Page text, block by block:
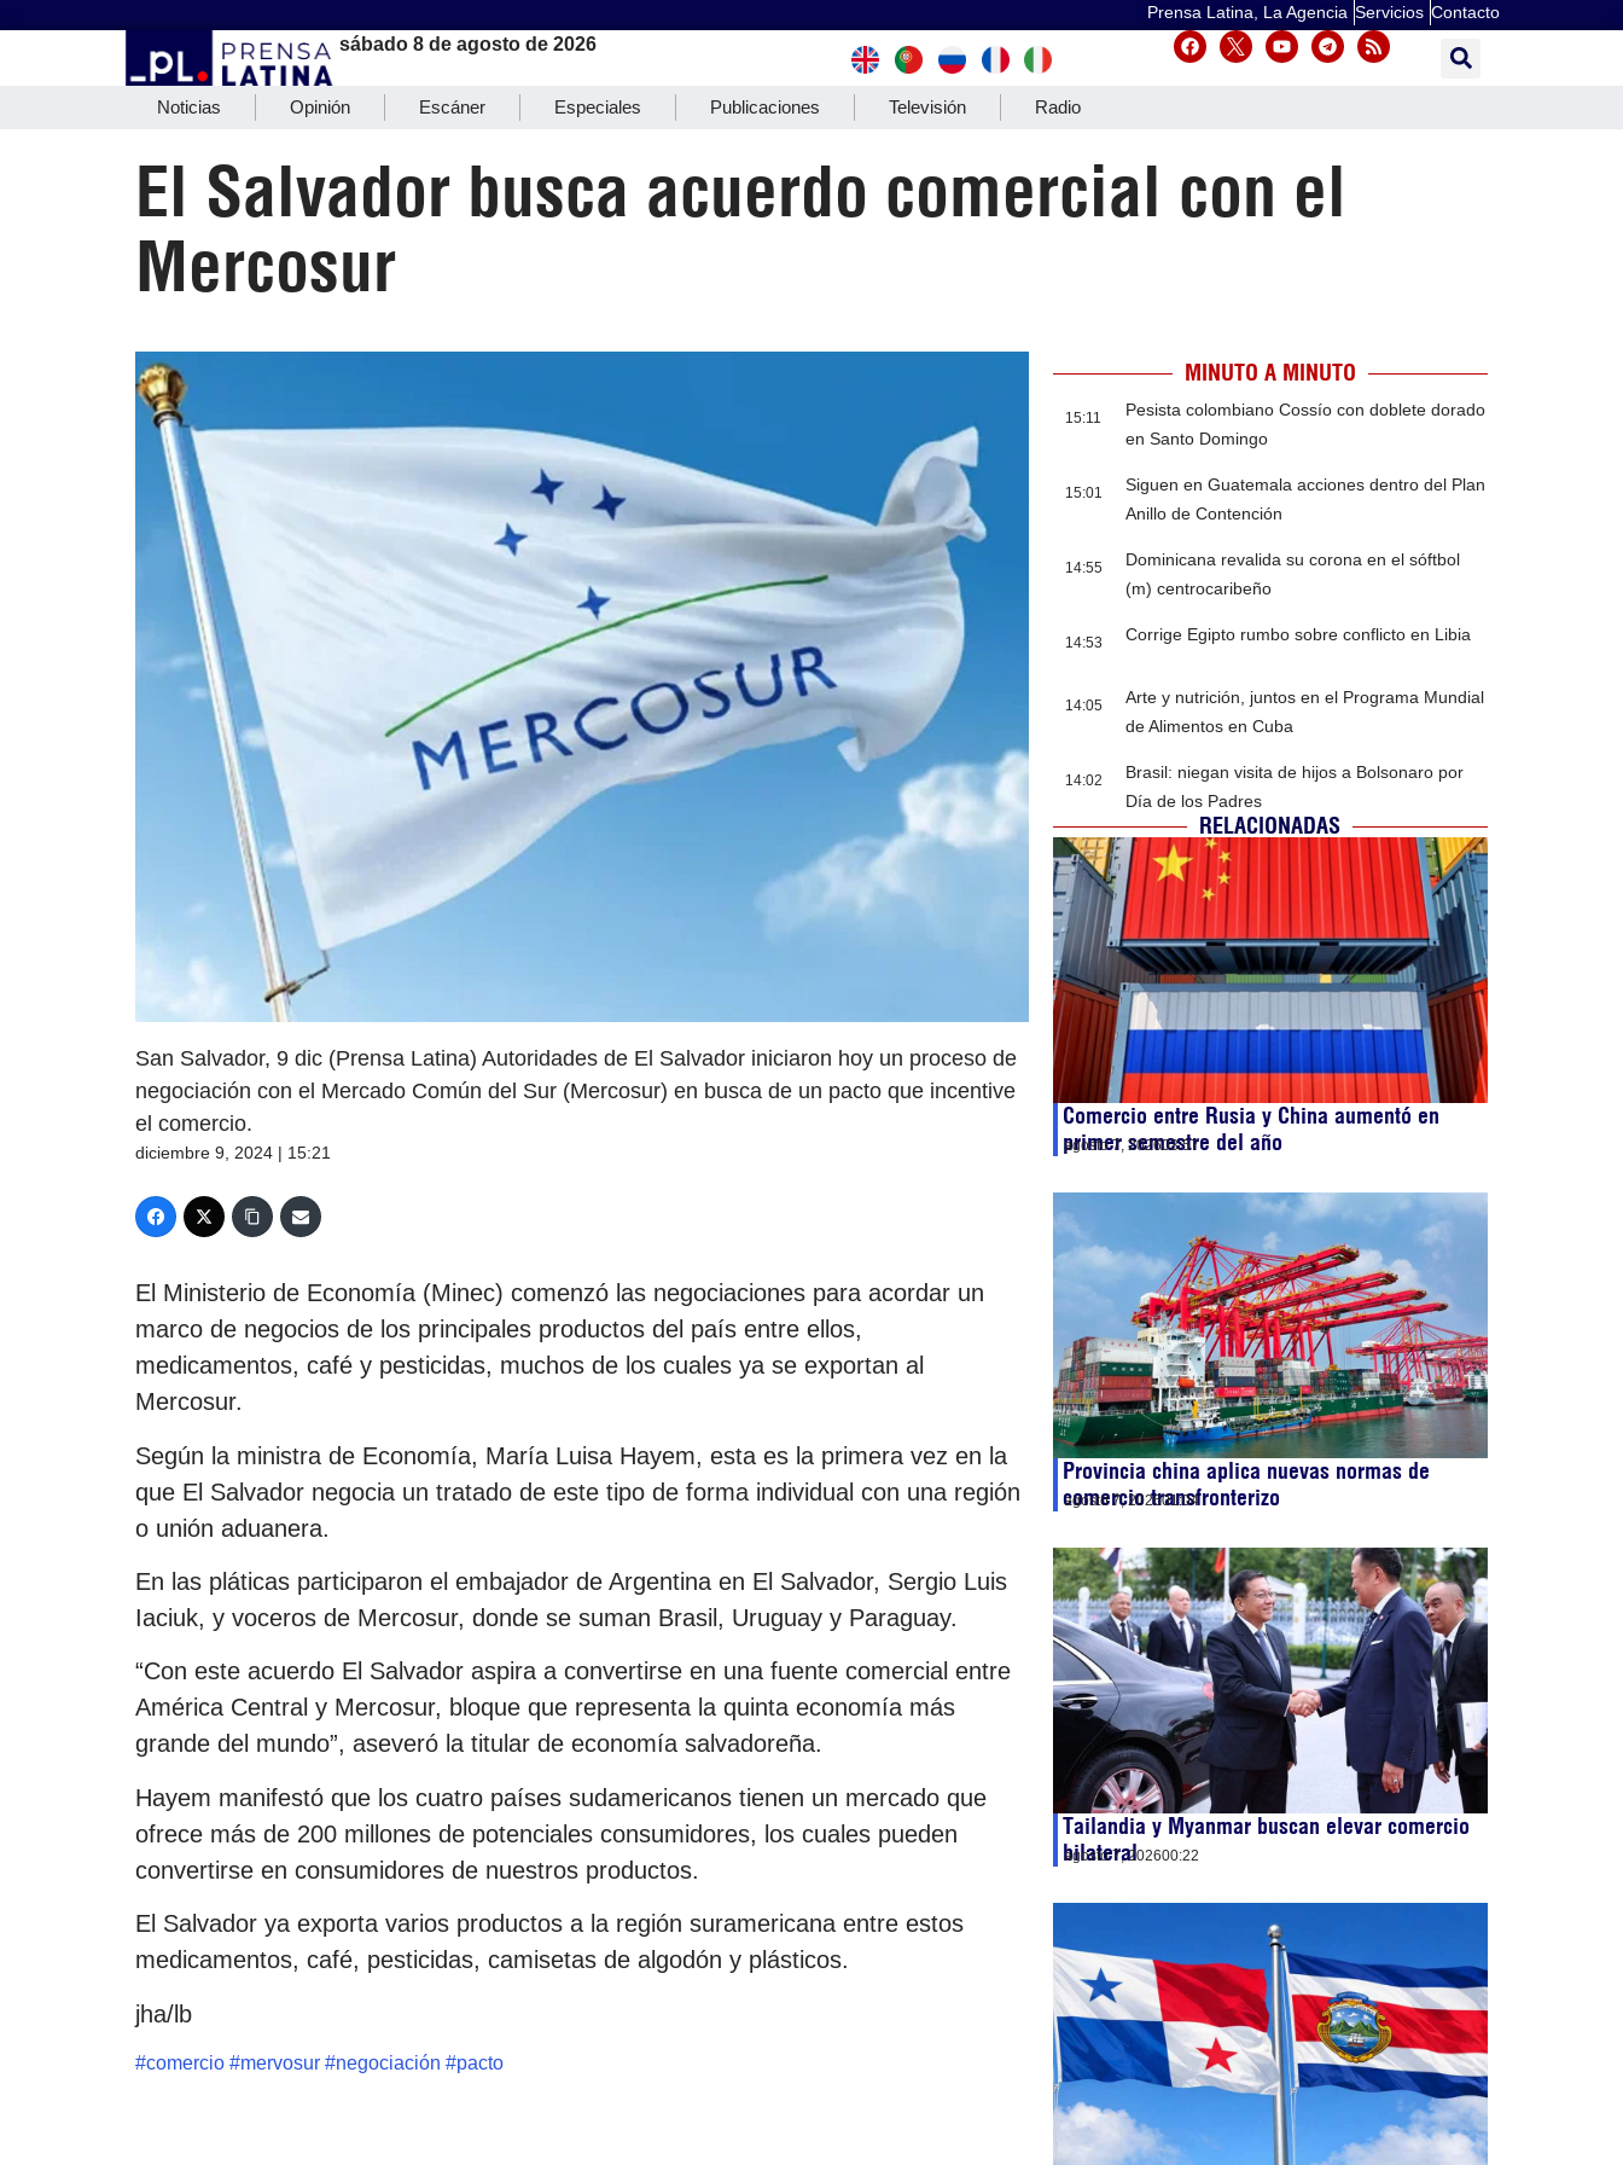
Prensa Latina, La Agencia Servicios Contacto
sábado 8 de agosto de 2026
Noticias Opinión Escáner Especiales Publicaciones Televisión Radio
El Salvador busca acuerdo comercial con el
Mercosur
San Salvador, 9 dic (Prensa Latina) Autoridades de El Salvador iniciaron hoy un proceso de
negociación con el Mercado Común del Sur (Mercosur) en busca de un pacto que incentive
el comercio.
diciembre 9, 2024 | 15:21
El Ministerio de Economía (Minec) comenzó las negociaciones para acordar un
marco de negocios de los principales productos del país entre ellos,
medicamentos, café y pesticidas, muchos de los cuales ya se exportan al
Mercosur.
Según la ministra de Economía, María Luisa Hayem, esta es la primera vez en la
que El Salvador negocia un tratado de este tipo de forma individual con una región
o unión aduanera.
En las pláticas participaron el embajador de Argentina en El Salvador, Sergio Luis
Iaciuk, y voceros de Mercosur, donde se suman Brasil, Uruguay y Paraguay.
“Con este acuerdo El Salvador aspira a convertirse en una fuente comercial entre
América Central y Mercosur, bloque que representa la quinta economía más
grande del mundo”, aseveró la titular de economía salvadoreña.
Hayem manifestó que los cuatro países sudamericanos tienen un mercado que
ofrece más de 200 millones de potenciales consumidores, los cuales pueden
convertirse en consumidores de nuestros productos.
El Salvador ya exporta varios productos a la región suramericana entre estos
medicamentos, café, pesticidas, camisetas de algodón y plásticos.
jha/lb
#comercio #mervosur #negociación #pacto
MINUTO A MINUTO
15:11
Pesista colombiano Cossío con doblete dorado
en Santo Domingo
15:01
Siguen en Guatemala acciones dentro del Plan
Anillo de Contención
14:55
Dominicana revalida su corona en el sóftbol
(m) centrocaribeño
14:53 Corrige Egipto rumbo sobre conflicto en Libia
14:05
Arte y nutrición, juntos en el Programa Mundial
de Alimentos en Cuba
14:02
Brasil: niegan visita de hijos a Bolsonaro por
Día de los Padres
RELACIONADAS
Comercio entre Rusia y China aumentó en
primer semestre del año
agosto 7, 202603:57
Provincia china aplica nuevas normas de
comercio transfronterizo
agosto 7, 202601:04
Tailandia y Myanmar buscan elevar comercio
bilateral
agosto 7, 202600:22